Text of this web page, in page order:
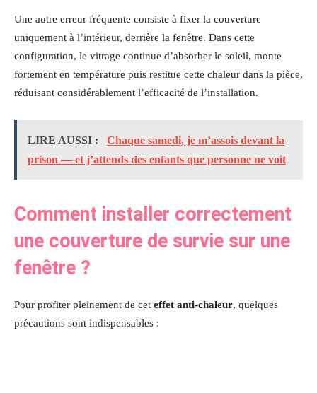
Une autre erreur fréquente consiste à fixer la couverture
uniquement à l’intérieur, derrière la fenêtre. Dans cette
configuration, le vitrage continue d’absorber le soleil, monte
fortement en température puis restitue cette chaleur dans la pièce,
réduisant considérablement l’efficacité de l’installation.
LIRE AUSSI :
Chaque samedi, je m’assois devant la
prison — et j’attends des enfants que personne ne voit
Comment installer correctement
une couverture de survie sur une
fenêtre ?
Pour profiter pleinement de cet effet anti-chaleur, quelques
précautions sont indispensables :